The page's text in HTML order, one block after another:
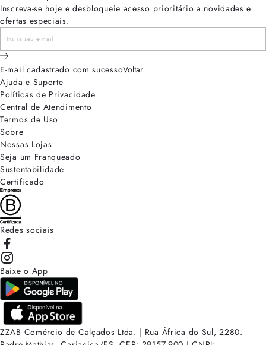
Inscreva-se hoje e desbloqueie acesso prioritário a novidades e
ofertas especiais.
E-mail cadastrado com sucessoVoltar
Ajuda e Suporte
Políticas de Privacidade
Central de Atendimento
Termos de Uso
Sobre
Nossas Lojas
Seja um Franqueado
Sustentabilidade
Certificado
Redes sociais
Baixe o App
ZZAB Comércio de Calçados Ltda. | Rua África do Sul, 2280.